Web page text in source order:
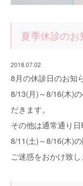
夏季休診のお
2018.07.02
8月の休診日のお知
8/13(月)～8/16(木)
だきます。
その他は通常通り日
8/11(土)～8/16(木)
ご迷惑をおかけ致